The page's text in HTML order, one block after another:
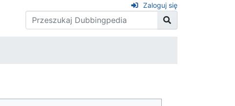
Zaloguj się